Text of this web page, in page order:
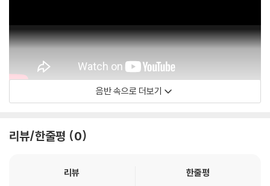
음반 속으로 더보기
리뷰/한줄평 0
리뷰
한줄평